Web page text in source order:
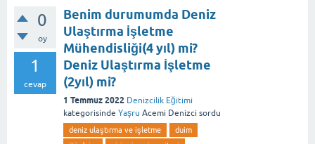
0
oy
1
cevap
Benim durumumda Deniz
Ulaştırma İşletme
Mühendisliği(4 yıl) mi?
Deniz Ulaştırma İşletme
(2yıl) mi?
1 Temmuz 2022 Denizcilik Eğitimi
kategorisinde Yaşru Acemi Denizci sordu
deniz ulaştırma ve işletme
duim